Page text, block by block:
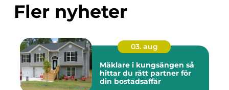
Fler nyheter
03. aug
Mäklare i kungsängen så
hittar du rätt partner för
din bostadsaffär